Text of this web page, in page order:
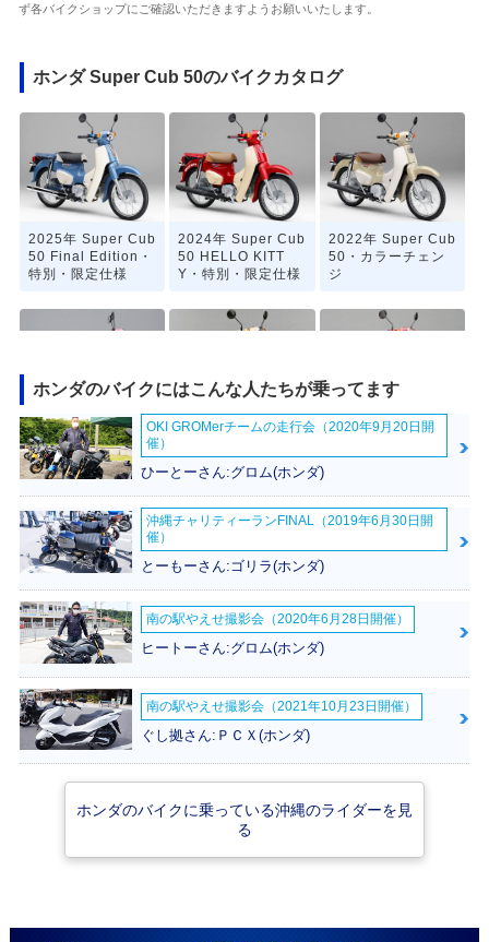
ず各バイクショップにご確認いただきますようお願いいたします。
ホンダ Super Cub 50のバイクカタログ
2025年 Super Cub
50 Final Edition・
特別・限定仕様
2024年 Super Cub
50 HELLO KITT
Y・特別・限定仕様
2022年 Super Cub
50・カラーチェン
ジ
2020年 Super Cub
50 「天気の子」ve
r.・特別・限定仕様
2019年 Super Cub
50 Street・特別・
限定仕様
2019年 Super Cub
50 60周年アニバー
2018年 Super Cub
50・フルモデルチ
2012年 Super Cub
50 Standard・マイ
50 Deluxe・マイナ
50 Custom・マイ
ホンダのバイクにはこんな人たちが乗ってます
OKI GROMerチームの走行会（2020年9月20日開
催）
ひーとーさん:グロム(ホンダ)
沖縄チャリティーランFINAL（2019年6月30日開
催）
とーもーさん:ゴリラ(ホンダ)
南の駅やえせ撮影会（2020年6月28日開催）
ヒートーさん:グロム(ホンダ)
南の駅やえせ撮影会（2021年10月23日開催）
ぐし拠さん:ＰＣＸ(ホンダ)
ホンダのバイクに乗っている沖縄のライダーを見
る